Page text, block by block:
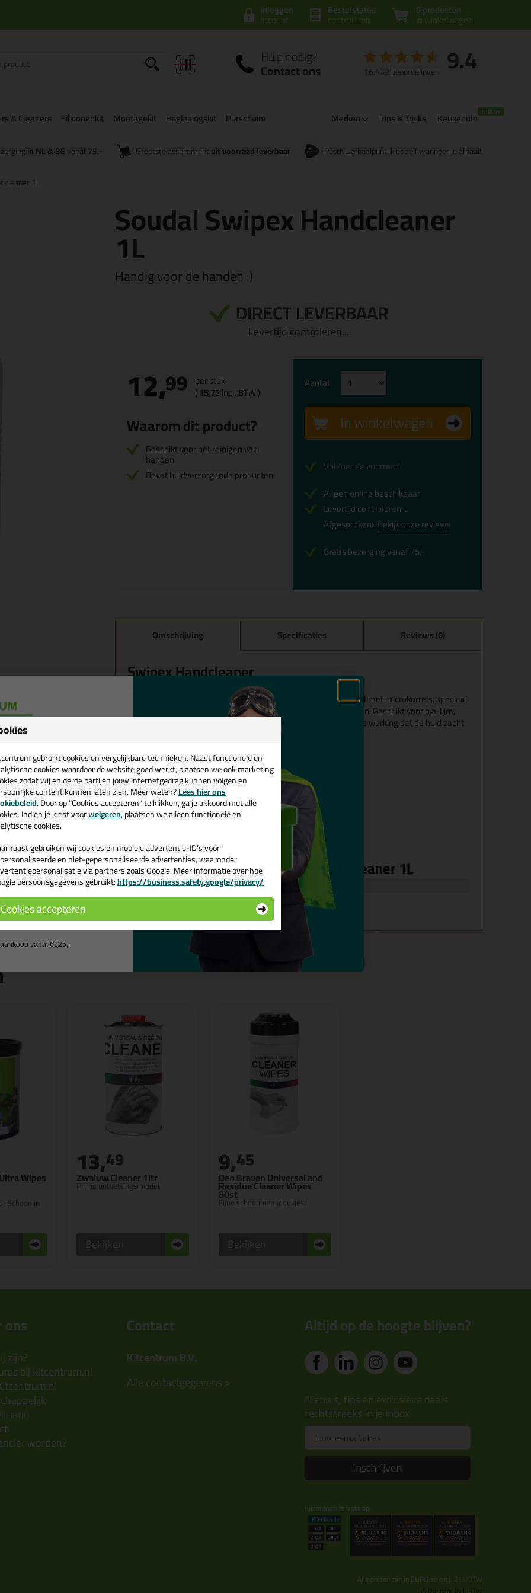
0 producten
in winkelwagen
Bestelstatus
controleren
Inloggen
account
Hulp nodig?
Contact ons 9.4
16.432 beoordelingen
& Cleaners Siliconenkit Montagekit Beglazingskit Purschuim Merken Tips & Tricks Keuzehulp
in NL & BEvanaf 75,- Grootste assortiment uit voorraad leverbaar PostNL afhaalpunt: kies zelf wanneer je afhaalt
1L
Soudal Swipex Handcleaner
1L
Handig voor de handen :)
DIRECT LEVERBAAR
Levertijd controleren...
12,99 per stuk
( 15,72incl. BTW )
Waarom dit product?
Geschikt voor het reinigen van
handen
Bevat huidverzorgende producten
Aantal
In winkelwagen
Voldoende voorraad
Alleen online beschikbaar
Levertijd controleren...
Afgesproken! Bekijk onze reviews
Gratisbezorging vanaf 75,-
Omschrijving Specificaties Reviews (0)
Swipex Handcleaner
Wanneer gebruik je de Soudal Swipex Handreiniger?
Soudal Swipex Handreiniger is een hoog effectieve reinigingsgel met microkorrels, speciaal
ontwikkeld om hardnekkige vervuiling te verwijderen van handen. Geschikt voor o.a. lijm,
silicone, PU schuim, verf en olie. Bevat Sericin met hydraterende werking dat de huid zacht
Kenmerken
Geschikt voor het reinigen van handen
Uitstekende reinigingseigenschappen
Bevat huidverzorgende producten
Bevat abrasieve microkorrels
Niet antibacterieel
Eigenschappen Soudal Swipex Handcleaner 1L
Merk
Soudal
Soort
Handreinigers
Wipes Zwaluw Cleaner 1ltr
Prima ontvettingsmiddel
13,49
Den Braven Universal and
Residue Cleaner Wipes
80st
Fijne schoonmaakdoekjes!
9,45
ons
zijn?
bij kitcentrum.nl
worden?
Contact
Kitcentrum B.V.
Alle contactgegevens >
Altijd op de hoogte blijven?
Nieuws, tips en exclusieve deals
rechtstreeks in je inbox
Inschrijven
Kitcentrum is trots op:
Alle prijzen zijn in EURO en excl. 21% BTW
gebruikt cookies en vergelijkbare technieken. Naast functionele en
cookies waardoor de website goed werkt, plaatsen we ook marketing
zodat wij en derde partijen jouw internetgedrag kunnen volgen en
content kunnen laten zien. Meer weten?Lees hier ons
. Door op "Cookies accepteren" te klikken, ga je akkoord met alle
Indien je kiest voorweigeren, plaatsen we alleen functionele en
cookies.
gebruiken wij cookies en mobiele advertentie-ID’s voor
en niet-gepersonaliseerde advertenties, waaronder
via partners zoals Google. Meer informatie over hoe
persoonsgegevens gebruikt:https://business.safety.google/privacy/
Cookies accepteren
💚
en ontvang een
€35,-bij je eerste bestelling!
de actiecode ›
geen cadeau
vanaf €125,-